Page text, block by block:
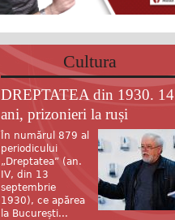
Cultura
DREPTATEA din 1930. 14
ani, prizonieri la ruși
În numărul 879 al
periodicului
„Dreptatea” (an.
IV, din 13
septembrie
1930), ce apărea
la București...